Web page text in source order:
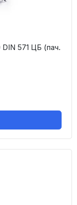
571 ЦБ (пач.